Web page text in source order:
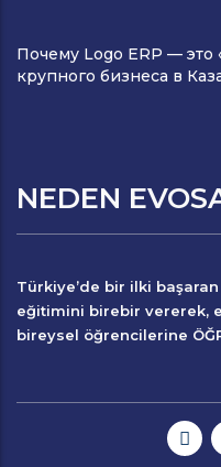
Почему Logo ERP — это
крупного бизнеса в
NEDEN
Türkiye’de bir ilki başaran
eğitimini birebir vererek,
bireysel öğrencilerine